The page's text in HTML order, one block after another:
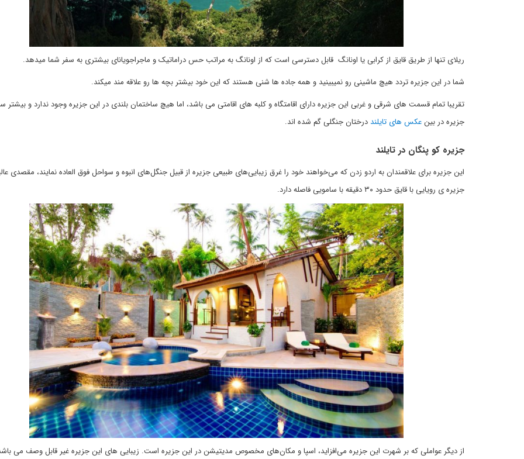
ریلای تنها از طریق قایق از کرابی یا اونانگ قابل دسترسی است که از اونانگ به مراتب حس دراماتیک و ماجراجویانای بیشتری به سفر شما میدهد.
شما در این جزیره تردد هیچ ماشینی رو نمیبینید و همه جاده ها شنی هستند که این خود بیشتر بچه ها رو علاقه مند میکند.
تقریبا تمام قسمت های شرقی و غربی این جزیره دارای اقامتگاه و کلبه های اقامتی می باشد، اما هیچ ساختمان بلندی در این جزیره وجود ندارد و بیشتر
جزیره در بینعکس های تایلند درختان جنگلی گم شده اند.
جزیره کو پنگان در تایلند
این جزیره برای علاقمندان به اردو‌ زدن‌ که می‌خواهند خود را غرق زیبایی‌های طبیعی جزیره از قبیل جنگل‌های انبوه و سواحل فوق العاده نمایند، مقصدی
جزیره ی رویایی با قایق حدود ۳۰ دقیقه با سامویی فاصله دارد.
از دیگر عواملی که بر شهرت این جزیره می‌افزاید، اسپا و مکان‌های مخصوص مدیتیشن در این جزیره است. زیبایی های این جزیره غیر قابل وصف می